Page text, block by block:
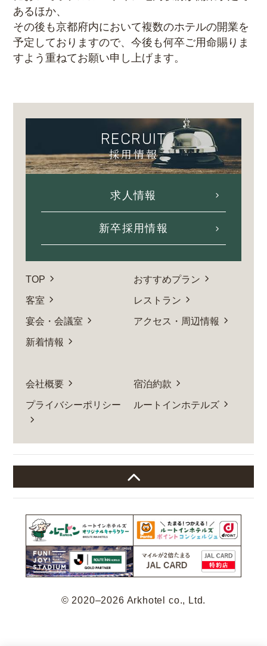
あるほか、
その後も京都府内において複数のホテルの開業を
予定しておりますので、今後も何卒ご用命賜りま
すよう重ねてお願い申し上げます。
RECRUIT
採用情報
求人情報
新卒採用情報
TOP
おすすめプラン
客室
レストラン
宴会・会議室
アクセス・周辺情報
新着情報
会社概要
宿泊約款
プライバシーポリシー
ルートインホテルズ
© 2020–2026 Arkhotel co., Ltd.